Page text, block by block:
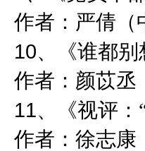
作者：严倩（
10、《谁都
作者：颜苡丞
11、《视评：
作者：徐志康